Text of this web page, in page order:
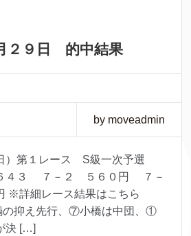
２９日 的中結果
by moveadmin
）第１レース S級一次予選
４３ ７－２ ５６０円 ７－
※詳細レース結果はこちら
の抑え先行、⑦小橋は中団、①
決 […]